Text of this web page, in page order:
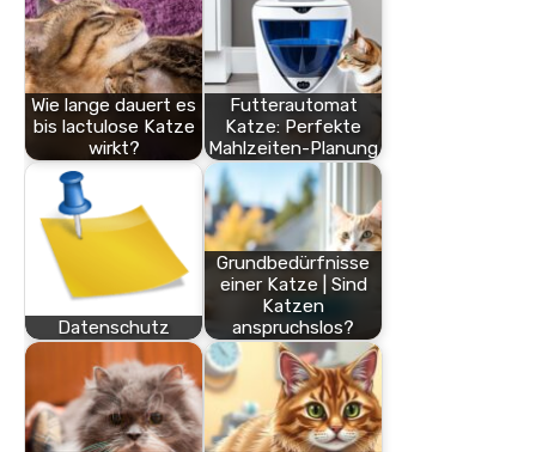
Wie lange dauert es
bis lactulose Katze
wirkt?
Futterautomat
Katze: Perfekte
Mahlzeiten-Planung
Datenschutz
Grundbedürfnisse
einer Katze | Sind
Katzen
anspruchslos?